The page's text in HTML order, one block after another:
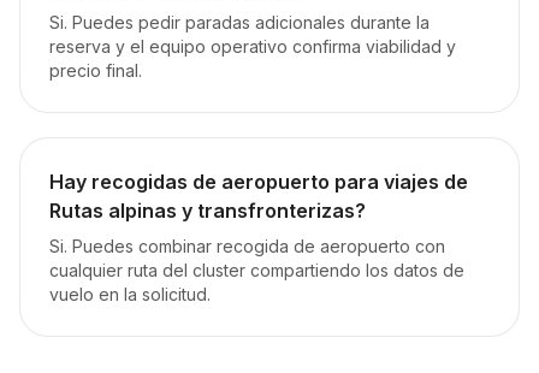
Si. Puedes pedir paradas adicionales durante la
reserva y el equipo operativo confirma viabilidad y
precio final.
Hay recogidas de aeropuerto para viajes de
Rutas alpinas y transfronterizas?
Si. Puedes combinar recogida de aeropuerto con
cualquier ruta del cluster compartiendo los datos de
vuelo en la solicitud.